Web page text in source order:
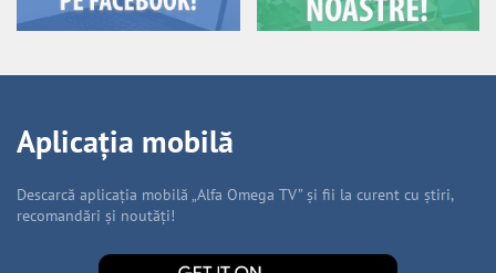
Aplicația mobilă
Descarcă aplicația mobilă „Alfa Omega TV” și fii la curent cu știri,
recomandări și noutăți!